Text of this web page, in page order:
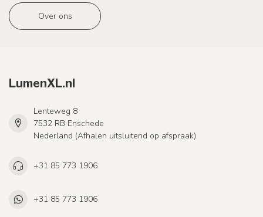
Over ons
LumenXL.nl
Lenteweg 8
7532 RB Enschede
Nederland (Afhalen uitsluitend op afspraak)
+31 85 773 1906
+31 85 773 1906